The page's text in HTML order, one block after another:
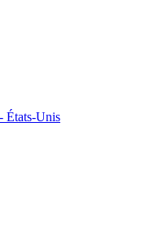
États-Unis